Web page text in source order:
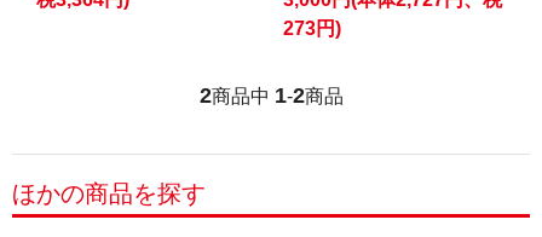
273円)
2商品中 1-2商品
ほかの商品を探す